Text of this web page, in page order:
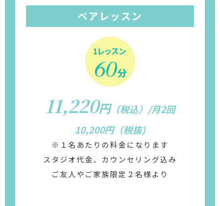
ペアレッスン
11,220円（税込）/月2回
10,200円（税抜)
※１名あたりの料金になります
スタジオ代金、カウンセリング込み
ご友人やご家族限定２名様より